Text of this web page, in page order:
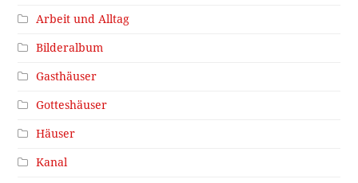
Arbeit und Alltag
Bilderalbum
Gasthäuser
Gotteshäuser
Häuser
Kanal